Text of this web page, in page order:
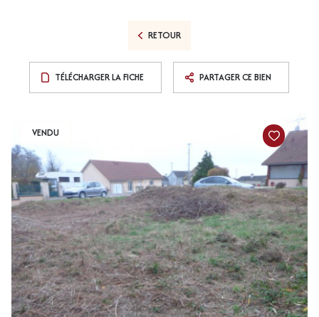
RETOUR
TÉLÉCHARGER LA FICHE PARTAGER CE BIEN
VENDU